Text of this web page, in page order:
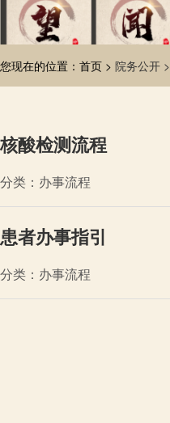
您现在的位置：首页 > 院务公开 >
核酸检测流程
分类：办事流程
患者办事指引
分类：办事流程